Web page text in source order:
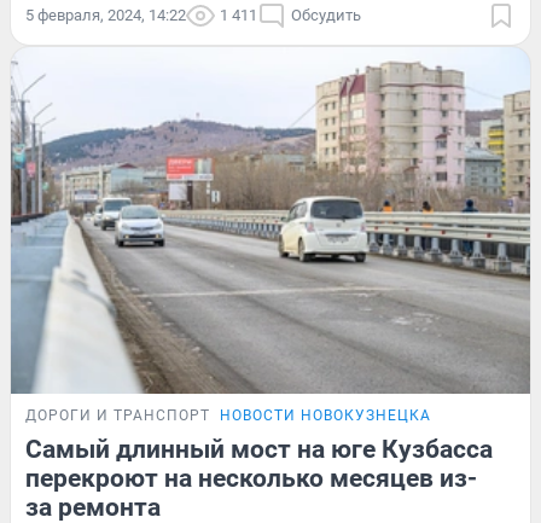
5 февраля, 2024, 14:22 1 411 Обсудить
ДОРОГИ И ТРАНСПОРТ НОВОСТИ НОВОКУЗНЕЦКА
Самый длинный мост на юге Кузбасса
перекроют на несколько месяцев из-
за ремонта